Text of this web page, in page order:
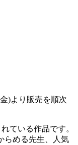
)より販売を順次
ている作品です。
らめる先生、人気